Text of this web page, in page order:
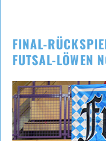
FINAL-
FUTSAL-LÖWEN